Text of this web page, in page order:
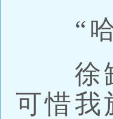
“哈
徐缺
可惜我